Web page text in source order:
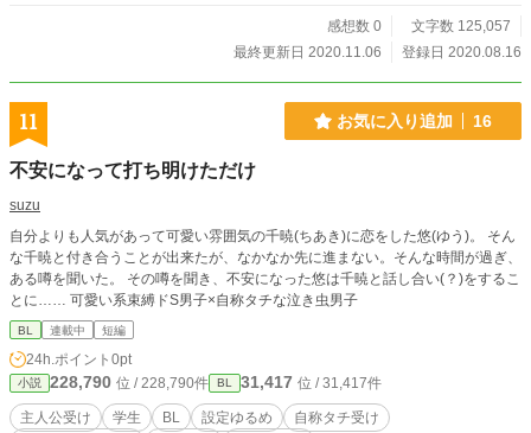
感想数 0
文字数 125,057
最終更新日 2020.11.06
登録日 2020.08.16
11 お気に入り追加 16
不安になって打ち明けただけ
suzu
自分よりも人気があって可愛い雰囲気の千暁(ちあき)に恋をした悠(ゆう)。 そん
な千暁と付き合うことが出来たが、なかなか先に進まない。そんな時間が過ぎ、
ある噂を聞いた。 その噂を聞き、不安になった悠は千暁と話し合い(？)をするこ
とに…… 可愛い系束縛ドS男子×自称タチな泣き虫男子
BL 連載中 短編
24h.ポイント 0pt
小説 228,790 位 / 228,790件 BL 31,417 位 / 31,417件
主人公受け 学生 BL 設定ゆるめ
自称タチ受け